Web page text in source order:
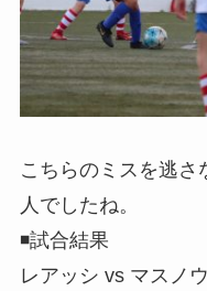
こちらのミスを逃さ
人でしたね。
◾️試合結果
レアッシ vs マスノ